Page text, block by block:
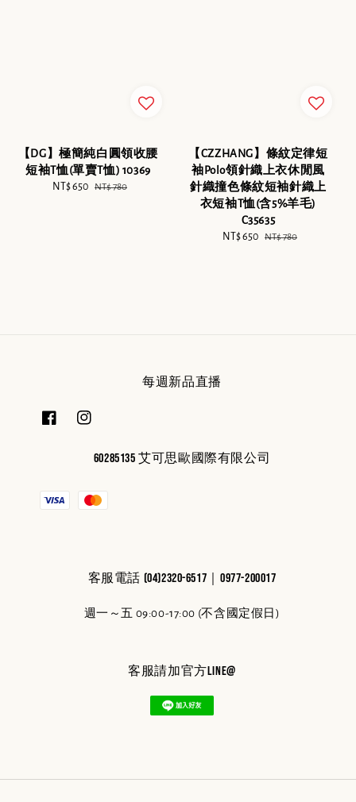
【DG】極簡純白圓領收腰
短袖T恤(單賣T恤) 10369
Sale
NT$ 650 Regular
NT$ 780
【CZZHANG】條紋定律短
袖Polo領針織上衣休閒風
針織撞色條紋短袖針織上
衣短袖T恤(含5%羊毛)
C35635
Sale
NT$ 650 Regular
NT$ 780
每週新品直播
60285135 艾可思歐國際有限公司
客服電話 (04)2320-6517｜0977-200017
週一～五 09:00-17:00 (不含國定假日)
客服請加官方line@